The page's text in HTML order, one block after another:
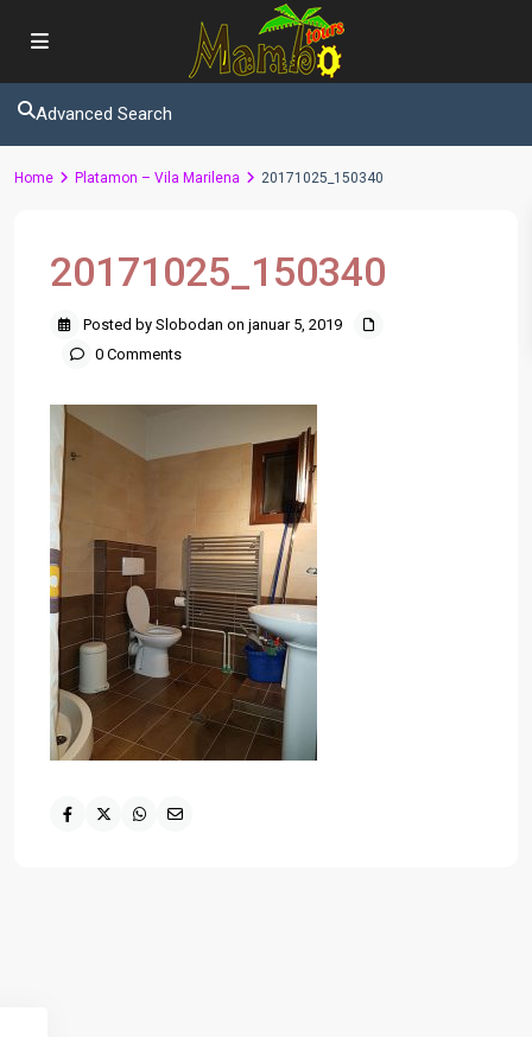
Advanced Search
Home Platamon – Vila Marilena 20171025_150340
20171025_150340
Posted by Slobodan on januar 5, 2019
0 Comments